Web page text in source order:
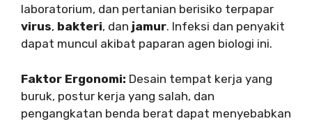
laboratorium, dan pertanian berisiko terpapar
virus, bakteri, dan jamur. Infeksi dan penyakit
dapat muncul akibat paparan agen biologi ini.
Faktor Ergonomi: Desain tempat kerja yang
buruk, postur kerja yang salah, dan
pengangkatan benda berat dapat menyebabkan